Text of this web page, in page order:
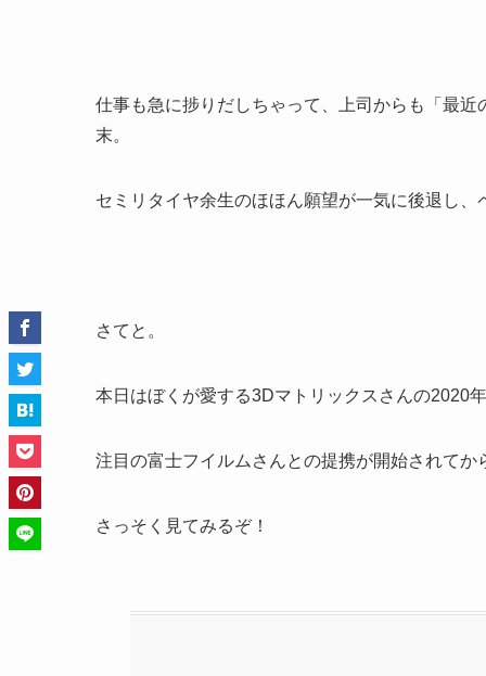
仕事も急に捗りだしちゃって、上司からも「最
末。
セミリタイヤ余生のほほん願望が一気に後退し
さてと。
本日はぼくが愛する3Dマトリックスさんの2020
注目の富士フイルムさんとの提携が開始されてか
さっそく見てみるぞ！